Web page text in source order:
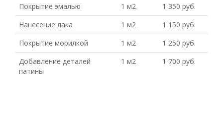
Покрытие эмалью
1 м2
1 350 руб.
Нанесение лака
1 м2
1 150 руб.
Покрытие морилкой
1 м2
1 250 руб.
Добавление деталей
патины
1 м2 1 700 руб.